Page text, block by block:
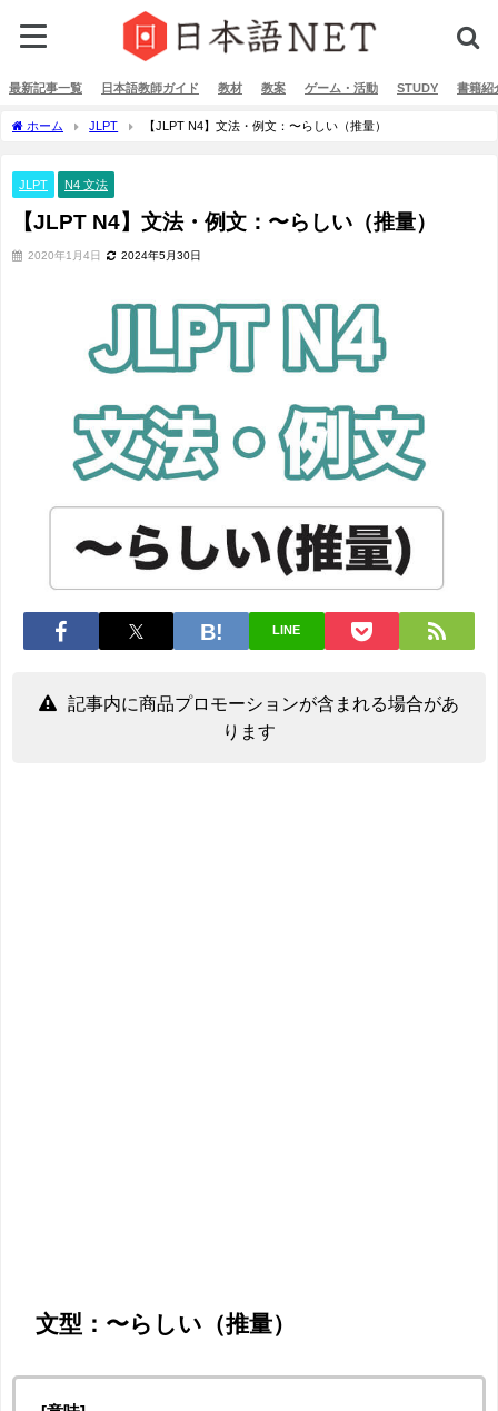
最新記事一覧 日本語教師ガイド 教材 教案 ゲーム・活動 STUDY 書籍紹
ホーム JLPT 【JLPT N4】文法・例文：〜らしい（推量）
JLPT N4 文法
【JLPT N4】文法・例文：〜らしい（推量）
2020年1月4日 2024年5月30日
LINE
記事内に商品プロモーションが含まれる場合があ
ります
文型：〜らしい（推量）